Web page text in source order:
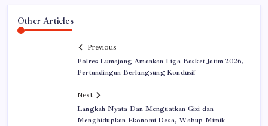
Other Articles
Previous
Polres Lumajang Amankan Liga Basket Jatim 2026,
Pertandingan Berlangsung Kondusif
Next
Langkah Nyata Dan Menguatkan Gizi dan
Menghidupkan Ekonomi Desa, Wabup Mimik